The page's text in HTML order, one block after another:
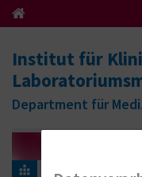
Institut für
Department für